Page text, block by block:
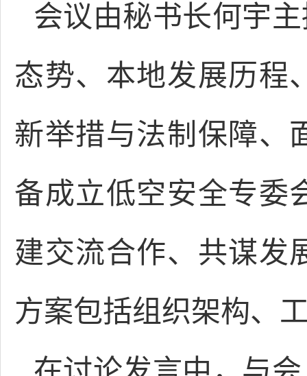
会议由秘书长何宇
态势、本地发展历程
新举措与法制保障、
备成立低空安全专委
建交流合作、共谋发
方案包括组织架构、